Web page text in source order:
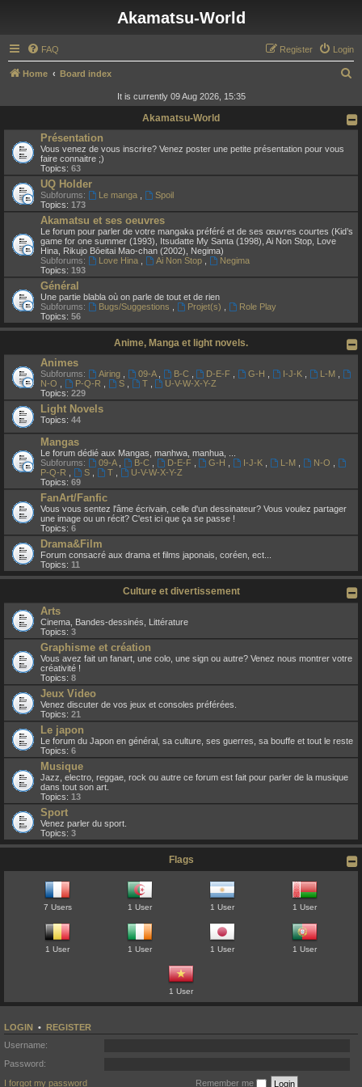
Akamatsu-World
FAQ Login
Register
Home Board index
r
It is currently 09 Aug 2026, 15:35
Akamatsu-World
Présentation
Vous venez de vous inscrire? Venez poster une petite présentation pour vous
faire connaitre ;)
Topics: 63
UQ Holder
Subforums: Le manga
Spoil
Topics: 173
Akamatsu et ses oeuvres
Le forum pour parler de votre mangaka préféré et de ses œuvres courtes (Kid’s
game for one summer (1993), Itsudatte My Santa (1998), Ai Non Stop, Love
Hina, Rikujo Bōeitai Mao-chan (2002), Negima)
Subforums:
Love Hina Ai Non Stop
Negima
Topics: 193
Général
Une partie blabla où on parle de tout et de rien
Subforums:
Bugs/Suggestions Projet(s)
Role Play
Topics: 56
Anime, Manga et light novels.
Animes
Subforums: Airing 09-A B-C D-E-F G-H I-J-K L-M
N-O
P-Q-R S T
U-V-W-X-Y-Z
Topics: 229
Light Novels
Topics: 44
Mangas
Le forum dédié aux Mangas, manhwa, manhua, ...
Subforums:
09-A B-C D-E-F G-H I-J-K L-M N-O
P-Q-R
S T
U-V-W-X-Y-Z
Topics: 69
FanArt/Fanfic
Vous vous sentez l'âme écrivain, celle d'un dessinateur? Vous voulez partager
une image ou un récit? C'est ici que ça se passe !
Topics: 6
Drama&Film
Forum consacré aux drama et films japonais, coréen, ect...
Topics: 11
Culture et divertissement
Arts
Cinema, Bandes-dessinés, Littérature
Topics: 3
Graphisme et création
Vous avez fait un fanart, une colo, une sign ou autre? Venez nous montrer votre
créativité !
Topics: 8
Jeux Video
Venez discuter de vos jeux et consoles préférées.
Topics: 21
Le japon
Le forum du Japon en général, sa culture, ses guerres, sa bouffe et tout le reste
Topics: 6
Musique
Jazz, electro, reggae, rock ou autre ce forum est fait pour parler de la musique
dans tout son art.
Topics: 13
Sport
Venez parler du sport.
Topics: 3
Flags
7 Users 1 User 1 User 1 User
1 User 1 User 1 User 1 User
1 User
LOGIN • REGISTER
Username:
Password:
I forgot my password
Remember me